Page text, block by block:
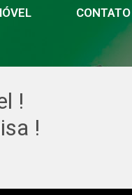
CONTATO
!
!